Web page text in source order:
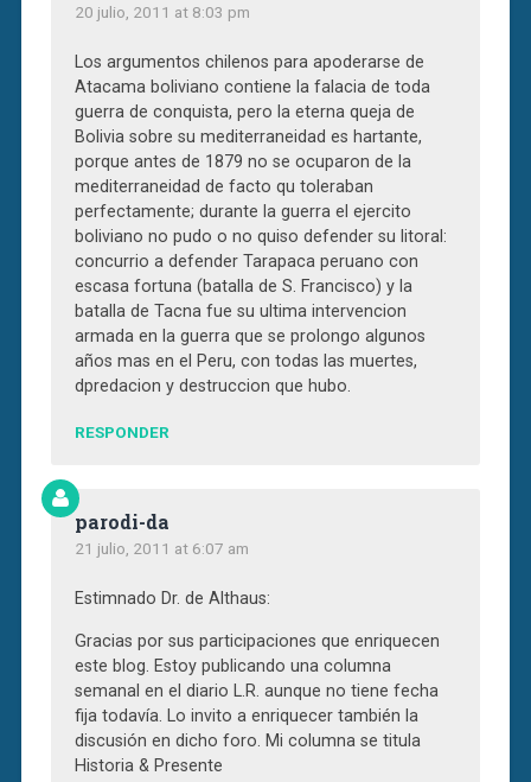
20 julio, 2011 at 8:03 pm
Los argumentos chilenos para apoderarse de
Atacama boliviano contiene la falacia de toda
guerra de conquista, pero la eterna queja de
Bolivia sobre su mediterraneidad es hartante,
porque antes de 1879 no se ocuparon de la
mediterraneidad de facto qu toleraban
perfectamente; durante la guerra el ejercito
boliviano no pudo o no quiso defender su litoral:
concurrio a defender Tarapaca peruano con
escasa fortuna (batalla de S. Francisco) y la
batalla de Tacna fue su ultima intervencion
armada en la guerra que se prolongo algunos
años mas en el Peru, con todas las muertes,
dpredacion y destruccion que hubo.
RESPONDER
parodi-da
21 julio, 2011 at 6:07 am
Estimnado Dr. de Althaus:
Gracias por sus participaciones que enriquecen
este blog. Estoy publicando una columna
semanal en el diario L.R. aunque no tiene fecha
fija todavía. Lo invito a enriquecer también la
discusión en dicho foro. Mi columna se titula
Historia & Presente